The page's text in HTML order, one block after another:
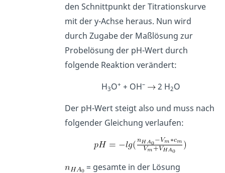
den Schnittpunkt der Titrationskurve
mit der y-Achse heraus. Nun wird
durch Zugabe der Maßlösung zur
Probelösung der pH-Wert durch
folgende Reaktion verändert:
H3O+ + OH– 2 H2O
Der pH-Wert steigt also und muss nach
folgender Gleichung verlaufen:
= gesamte in der Lösung